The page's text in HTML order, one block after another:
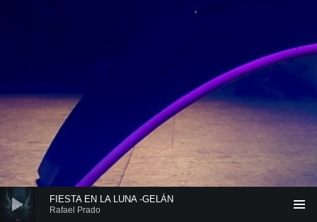
Reproductor de audio
Rafael Prado
FIESTA EN LA LUNA -GELÁN